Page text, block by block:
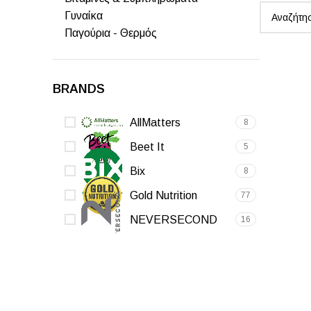
Γυναίκα
Παγούρια - Θερμός
BRANDS
AllMatters 8
Beet It 5
Bix 8
Gold Nutrition 77
NEVERSECOND 16